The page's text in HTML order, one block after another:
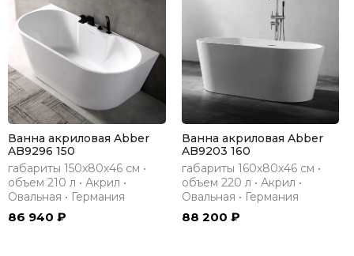
Ванна акриловая Abber
AB9296 150
габариты 150х80х46 см •
объем 210 л • Акрил •
Овальная • Германия
86 940 ₽
Ванна акриловая Abber
AB9203 160
габариты 160х80х46 см •
объем 220 л • Акрил •
Овальная • Германия
88 200 ₽